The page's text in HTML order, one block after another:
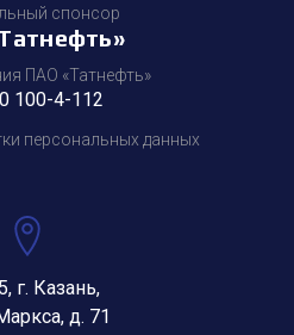
спонсор
ПАО «Татнефть»
100-4-112
персональных данных
г. Казань,
д. 71